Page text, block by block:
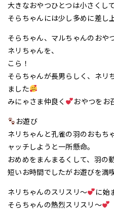
大きなおやつひとつは小さくして
そらちゃんには少し多めに差し
そらちゃん、マルちゃんのおや
ネリちゃんを、
こら！
そらちゃんが長男らしく、ネリ
ました
みにゃさま仲良く
おやつをお
お遊び
ネリちゃんと孔雀の羽のおもち
ャッチしようと一所懸命。
おめめをまんまるくして、羽の
短いお時間でしたがお遊びを満
ネリちゃんのスリスリ～
に始
そらちゃんの熱烈スリスリ～